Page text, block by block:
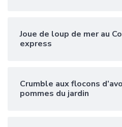
Joue de loup de mer au
express
Crumble aux flocons
pommes du jardin